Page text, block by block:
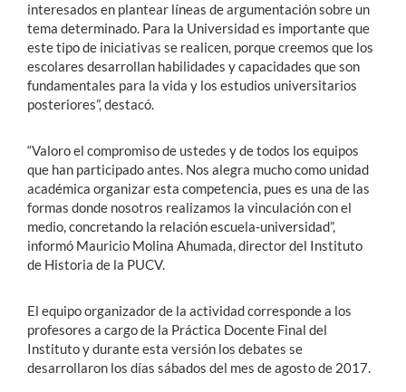
interesados en plantear líneas de argumentación sobre un
tema determinado. Para la Universidad es importante que
este tipo de iniciativas se realicen, porque creemos que los
escolares desarrollan habilidades y capacidades que son
fundamentales para la vida y los estudios universitarios
posteriores”, destacó.
“Valoro el compromiso de ustedes y de todos los equipos
que han participado antes. Nos alegra mucho como unidad
académica organizar esta competencia, pues es una de las
formas donde nosotros realizamos la vinculación con el
medio, concretando la relación escuela-universidad”,
informó Mauricio Molina Ahumada, director del Instituto
de Historia de la PUCV.
El equipo organizador de la actividad corresponde a los
profesores a cargo de la Práctica Docente Final del
Instituto y durante esta versión los debates se
desarrollaron los días sábados del mes de agosto de 2017.